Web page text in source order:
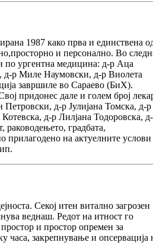
1987 како прва и единствена
и персонално. Во
по ургентна медицина: д-р Аца
д-р Миле Наумовски, д-р Виолета
завршиле во Сараево (БиХ).
придонес дале и голем број
д-р Јулијана Томска, д-р
д-р Лилјана Тодоровска,
градбата,
прилагодено на актуелните услови
Секој итен витално загрозен
веднаш. Редот на итност го
и простор опремен за
часа, закрепнување и опсервација